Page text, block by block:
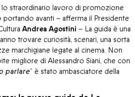
straordinario lavoro di promozione
avanti – afferma il Presidente
Andrea Agostini – La guida è una
trovare curiosità, scenari, una sorta
marchigiane legate al cinema. Non
migliore di Alessandro Siani, che con
parlare” è stato ambasciatore della